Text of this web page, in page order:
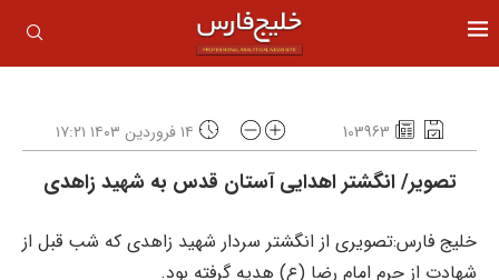
103963 ۱۴ فروردین ۱۴۰۳ ۱۷:۲۱
تصویر/ انگشتر اهدایی آستان قدس به شهید زاهدی
خلیج فارس:تصویری از انگشتر سردار شهید زاهدی که شب قبل از
شهادت از حرم امام رضا (ع) هدیه گرفته بود.